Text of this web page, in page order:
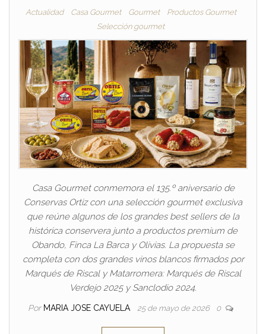
Actualidad Casa Gourmet Gourmet
Productos Gourmet
Selección gourmet
Casa Gourmet conmemora el 135.º aniversario de
Conservas Ortiz con una selección gourmet exclusiva
que reúne algunos de los grandes best sellers de la
histórica conservera junto a productos premium de
Obando, Finca La Barca y Olivias. La propuesta se
completa con dos grandes vinos blancos firmados por
Marqués de Riscal y Matarromera: Marqués de Riscal
Verdejo 2025 y Sanclodio 2024.
Por MARIA JOSE CAYUELA 25 de mayo de 2026 0